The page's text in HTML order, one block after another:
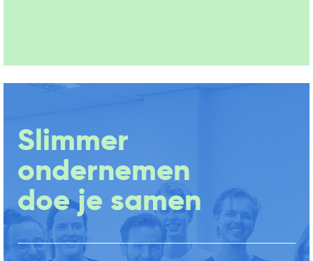
Slimmer
ondernemen
doe je samen